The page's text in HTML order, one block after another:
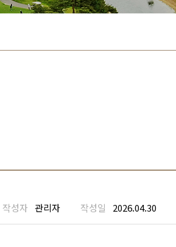
작성자 관리자 작성일 2026.04.30